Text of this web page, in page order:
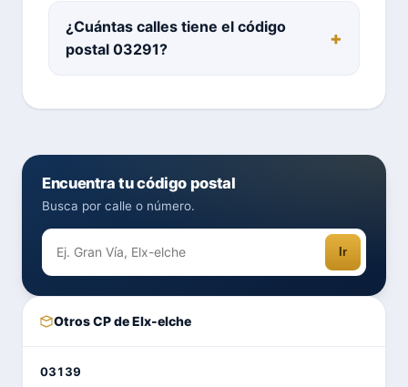
¿Cuántas calles tiene el código
postal 03291?
Encuentra tu código postal
Busca por calle o número.
Ir
Otros CP de Elx-elche
03139